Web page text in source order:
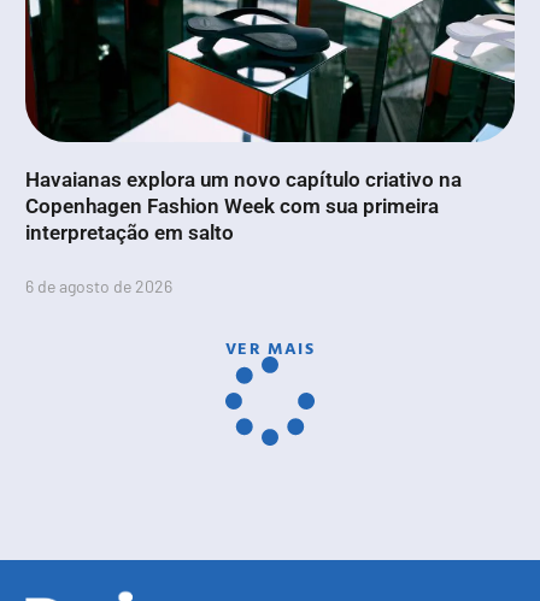
Havaianas explora um novo capítulo criativo na
Copenhagen Fashion Week com sua primeira
interpretação em salto
6 de agosto de 2026
VER MAIS